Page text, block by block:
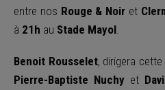
entre nos Rouge & Noir et
à 21h au Stade Mayol.
Benoit Rousselet, dirigera
Pierre-Baptiste Nuchy et